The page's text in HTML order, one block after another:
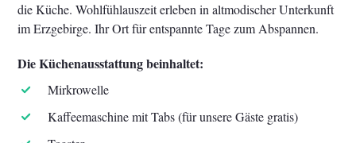
die Küche. Wohlfühlauszeit erleben in altmodischer Unterkunft
im Erzgebirge. Ihr Ort für entspannte Tage zum Abspannen.
Die Küchenausstattung beinhaltet:
Mirkrowelle
Kaffeemaschine mit Tabs (für unsere Gäste gratis)